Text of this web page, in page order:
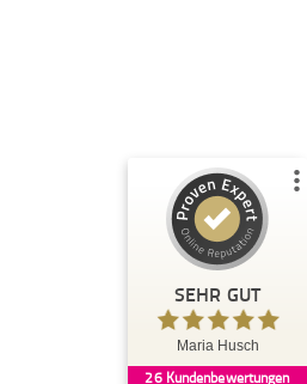
SEHR GUT
Maria Husch
26 Kundenbewertungen
Bewertungen auf ProvenExpert.com
Blick aufs ProvenExpert-Profil werfen
Claudi